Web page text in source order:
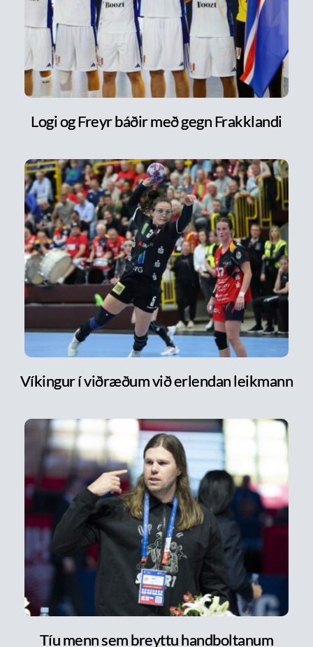
Logi og Freyr báðir með gegn Frakklandi
Víkingur í viðræðum við erlendan leikmann
Tíu menn sem breyttu handboltanum